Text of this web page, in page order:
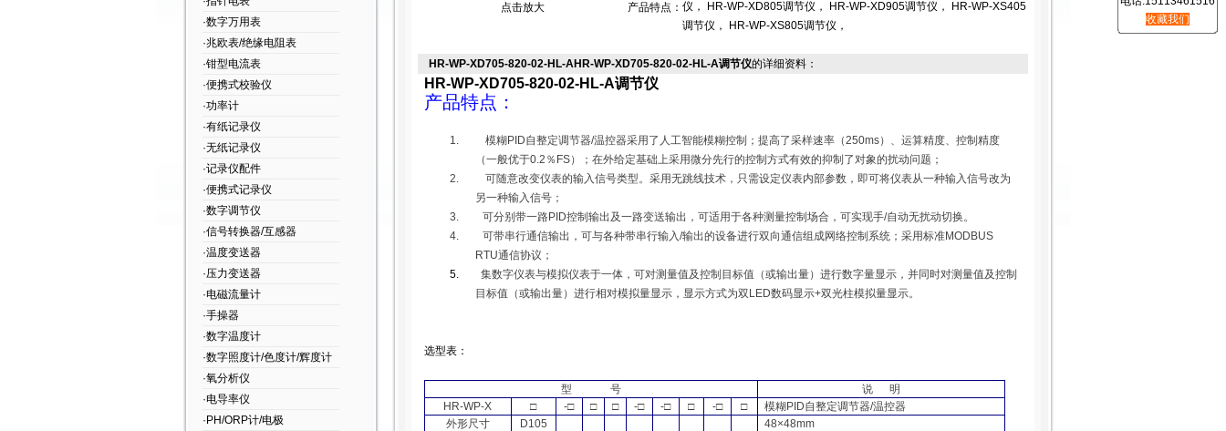
·数字万用表
·兆欧表/绝缘电阻表
·钳型电流表
·便携式校验仪
·功率计
·有纸记录仪
·无纸记录仪
·记录仪配件
·便携式记录仪
·数字调节仪
·信号转换器/互感器
·温度变送器
·压力变送器
·电磁流量计
·手操器
·数字温度计
·数字照度计/色度计/辉度计
·氧分析仪
·电导率仪
·PH/ORP计/电极
点击放大 产品特点： 仪， HR-WP-XD805调节仪， HR-WP-XD905调节仪， HR-WP-XS405
调节仪， HR-WP-XS805调节仪，
HR-WP-XD705-820-02-HL-AHR-WP-XD705-820-02-HL-A调节仪的详细资料：
HR-WP-XD705-820-02-HL-A调节仪
产品特点：
1. 模糊PID自整定调节器/温控器采用了人工智能模糊控制；提高了采样速率（250ms）、运算精度、控制精度
（一般优于0.2 ％ FS）；在外给定基础上采用微分先行的控制方式有效的抑制了对象的扰动问题；
2.
可随意改变仪表的输入信号类型。采用无跳线技术，只需设定仪表内部参数，即可将仪表从一种输入信号改为
另一种输入信号；
3.
可分别带一路PID控制输出及一路变送输出，可适用于各种测量控制场合，可实现手/自动无扰动切换。
4.
可带串行通信输出，可与各种带串行输入/输出的设备进行双向通信组成网络控制系统；采用标准MODBUS
RTU通信协议；
5.
集数字仪表与模拟仪表于一体，可对测量值及控制目标值（或输出量）进行数字量显示，并同时对测量值及控制
目标值（或输出量）进行相对模拟量显示，显示方式为双 LED数码显示+双光柱模拟量显示。
选型表：
型 号 说
明
HR-WP-X
□ -□ □ □ -□ -□ □ -□ □ 模糊PID自整定调节器/温控器
外形尺寸
D105
48×48mm
收藏我们